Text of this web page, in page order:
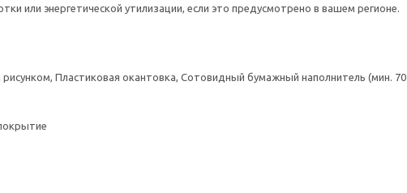
или энергетической утилизации, если это предусмотрено в вашем регионе.
Пластиковая окантовка, Сотовидный бумажный наполнитель (мин.